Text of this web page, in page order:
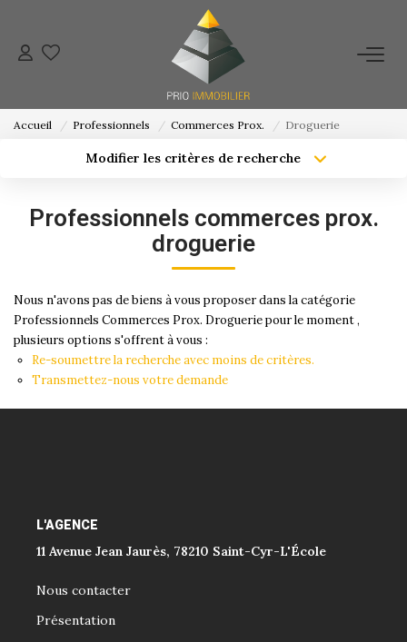
ACHETER
NOTRE AGENCE
CONTACT
Accueil Professionnels Commerces Prox. Droguerie
Modifier les critères de recherche
Budget max
Professionnels commerces prox.
droguerie
Nous n'avons pas de biens à vous proposer dans la catégorie
Professionnels Commerces Prox. Droguerie pour le moment ,
plusieurs options s'offrent à vous :
Re-soumettre la recherche avec moins de critères.
Transmettez-nous votre demande
L'AGENCE
11 Avenue Jean Jaurès, 78210 Saint-Cyr-L'École
Nous contacter
Présentation